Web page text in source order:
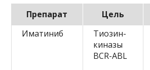
Препарат Цель
Иматиниб
Тиозин-
киназы
BCR-ABL